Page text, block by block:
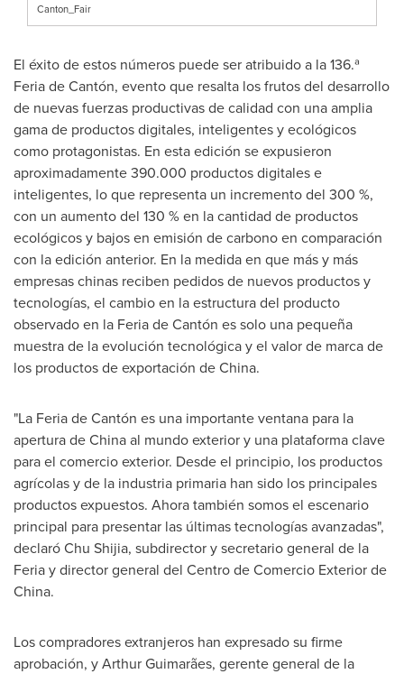
Canton_Fair
El éxito de estos números puede ser atribuido a la 136.ª
Feria de Cantón, evento que resalta los frutos del desarrollo
de nuevas fuerzas productivas de calidad con una amplia
gama de productos digitales, inteligentes y ecológicos
como protagonistas. En esta edición se expusieron
aproximadamente 390.000 productos digitales e
inteligentes, lo que representa un incremento del 300 %,
con un aumento del 130 % en la cantidad de productos
ecológicos y bajos en emisión de carbono en comparación
con la edición anterior. En la medida en que más y más
empresas chinas reciben pedidos de nuevos productos y
tecnologías, el cambio en la estructura del producto
observado en la Feria de Cantón es solo una pequeña
muestra de la evolución tecnológica y el valor de marca de
los productos de exportación deChina.
"La Feria de Cantón es una importante ventana para la
apertura deChinaal mundo exterior y una plataforma clave
para el comercio exterior. Desde el principio, los productos
agrícolas y de la industria primaria han sido los principales
productos expuestos. Ahora también somos el escenario
principal para presentar las últimas tecnologías avanzadas",
declaró Chu Shijia, subdirector y secretario general de la
Feria y director general del Centro de Comercio Exterior de
China.
Los compradores extranjeros han expresado su firme
aprobación, y Arthur Guimarães, gerente general de la